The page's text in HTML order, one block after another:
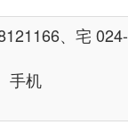
、宅 024-
手机